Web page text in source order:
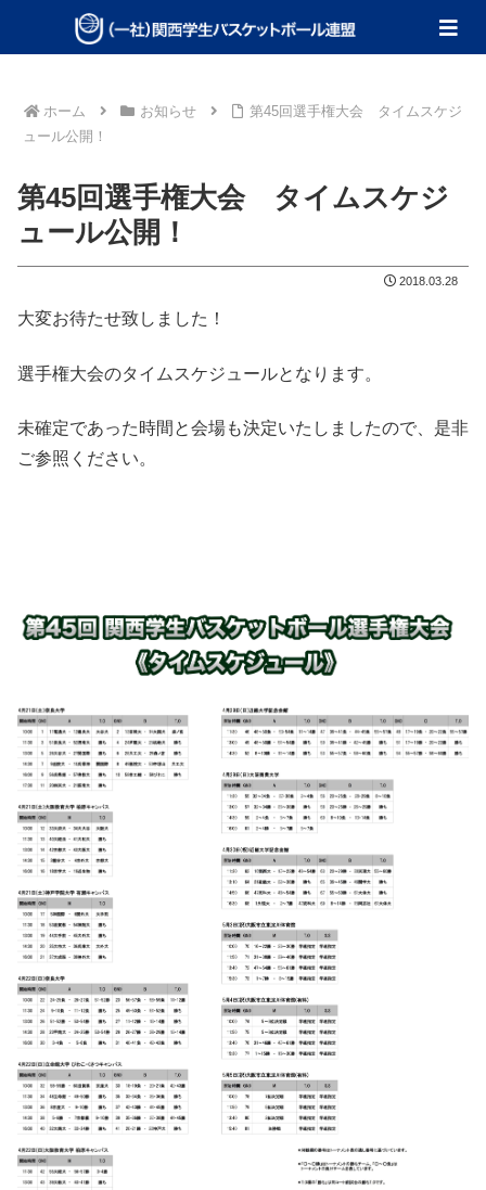
ホーム お知らせ
第45回選手権大会 タイムスケジ
ュール公開！
第45回選手権大会 タイムスケジ
ュール公開！
2018.03.28
大変お待たせ致しました！
選手権大会のタイムスケジュールとなります。
未確定であった時間と会場も決定いたしましたので、是非
ご参照ください。